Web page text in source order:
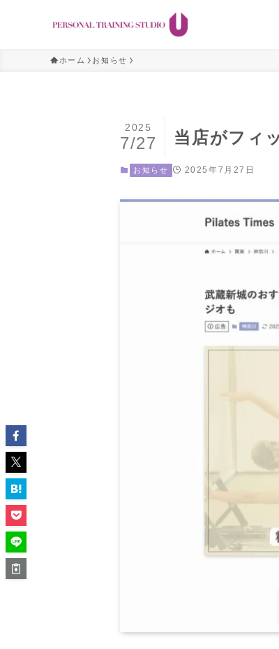
ホーム お知らせ
当店がフィ
2025
7/27
お知らせ 2025年7月27日